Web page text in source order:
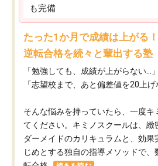
も完備
たった1か月で成績は上がる
逆転合格を続々と輩出する塾
「勉強しても、成績が上がらない…」
「志望校まで、あと偏差値を20上げ
そんな悩みを持っていたら、一度キ
てください。キミノスクールは、緻
ダーメイドのカリキュラムと、効果
じめとする独自の指導メソッドで